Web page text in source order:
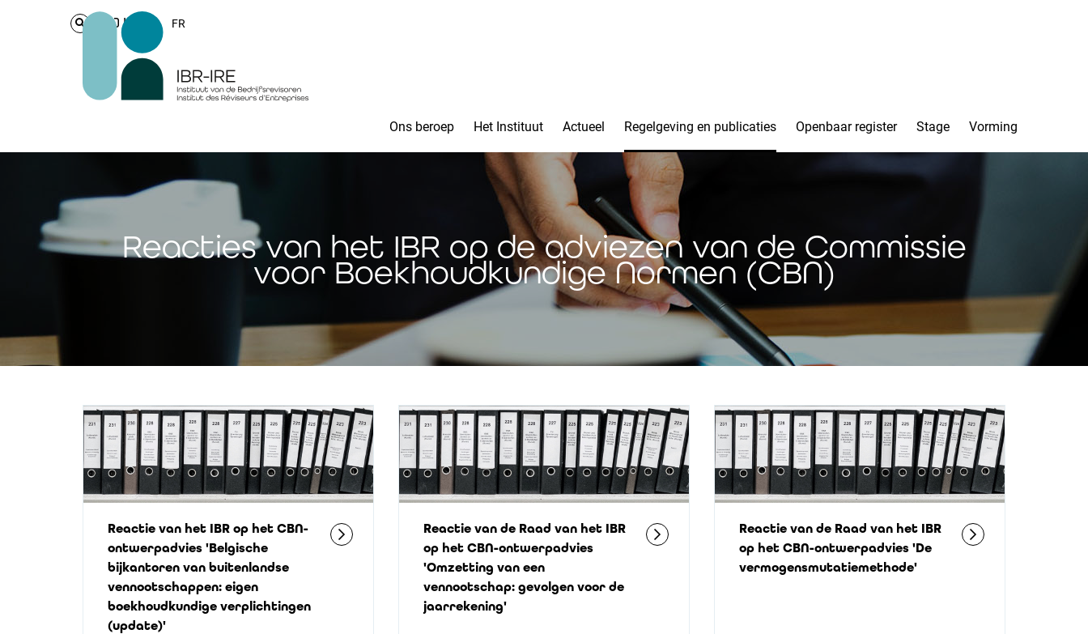
Login FR
Ons beroep Het Instituut Actueel Regelgeving en publicaties Openbaar register Stage Vorming
Reacties van het IBR op de adviezen van de Commissie
voor Boekhoudkundige Normen (CBN)
Reactie van het IBR op het CBN-
ontwerpadvies 'Belgische
bijkantoren van buitenlandse
vennootschappen: eigen
boekhoudkundige verplichtingen
(update)'
Reactie van de Raad van het IBR
op het CBN-ontwerpadvies
'Omzetting van een
vennootschap: gevolgen voor de
jaarrekening'
Reactie van de Raad van het IBR
op het CBN-ontwerpadvies 'De
vermogensmutatiemethode'